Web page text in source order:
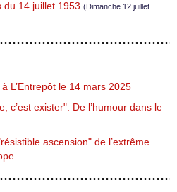
du 14 juillet 1953 (Dimanche 12 juillet
L’Entrepôt le 14 mars 2025
c’est exister". De l’humour dans le
ascension" de l’extrême